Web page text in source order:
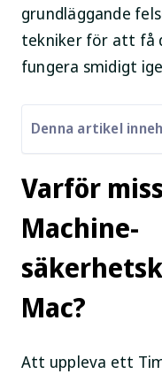
grundläggande
tekniker för att få
fungera smidigt
Denna artikel
Varför
Machine-
Mac?
Att uppleva ett